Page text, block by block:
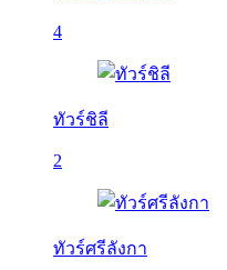
4
ทัวร์ชิลี
2
ทัวร์ศรีลังกา